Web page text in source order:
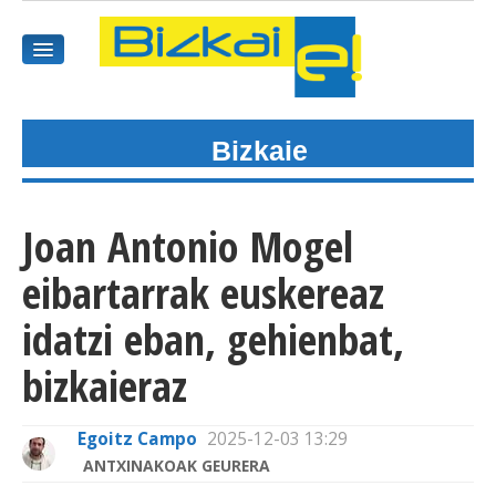
GAIAK
AGENDEA
KOMUNITATEA
BIDEOAK
Bizkaie
Joan Antonio Mogel
eibartarrak euskereaz
idatzi eban, gehienbat,
bizkaieraz
Egoitz Campo 2025-12-03 13:29
ANTXINAKOAK GEURERA